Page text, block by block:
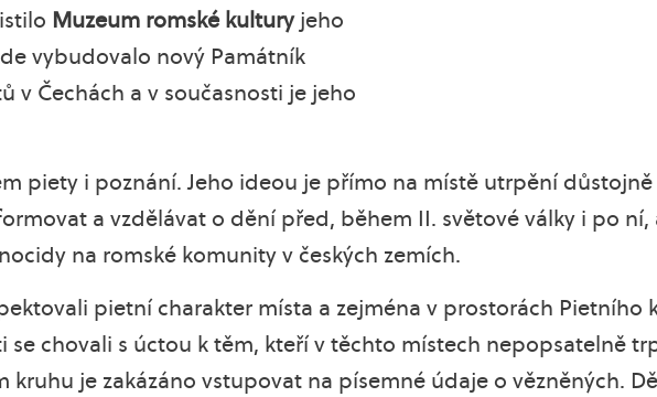
Muzeum romské kultury jeho
vybudovalo nový Památník
v Čechách a v současnosti je jeho
piety i poznání. Jeho ideou je přímo na místě utrpění
a vzdělávat o dění před, během II. světové války i po ní,
na romské komunity v českých zemích.
pietní charakter místa a zejména v prostorách Pietního
se chovali s úctou k těm, kteří v těchto místech nepopsatelně
kruhu je zakázáno vstupovat na písemné údaje o vězněných.